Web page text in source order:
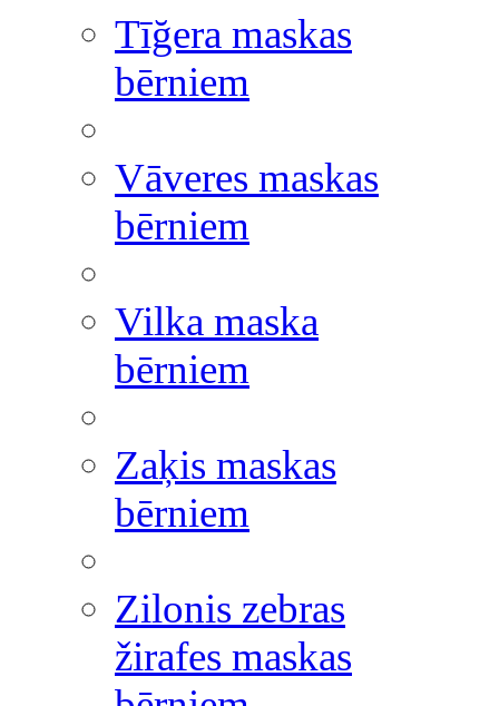
Tīğera maskas
bērniem
Vāveres maskas
bērniem
Vilka maska
bērniem
Zaķis maskas
bērniem
Zilonis zebras
žirafes maskas